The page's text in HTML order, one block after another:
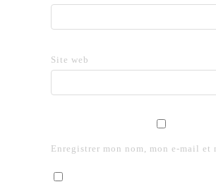
Site web
Enregistrer mon nom, mon e-mail